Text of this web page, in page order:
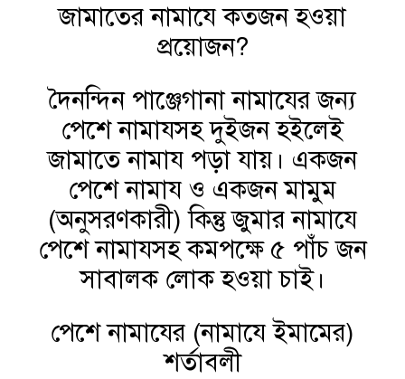
জামাতের নামাযে কতজন হওয়া
প্রয়োজন?
দৈনন্দিন পাঞ্জেগানা নামাযের জন্য
পেশে নামাযসহ দুইজন হইলেই
জামাতে নামায পড়া যায়। একজন
পেশে নামায ও একজন মামুম
(অনুসরণকারী) কিন্তু জুমার নামাযে
পেশে নামাযসহ কমপক্ষে ৫ পাঁচ জন
সাবালক লোক হওয়া চাই।
পেশে নামাযের (নামাযে ইমামের)
শর্তাবলী